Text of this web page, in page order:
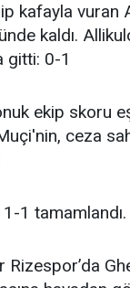
kafayla vuran
kaldı.
gitti: 0-1
ekip skoru
ceza
1-1 tamamlandı.